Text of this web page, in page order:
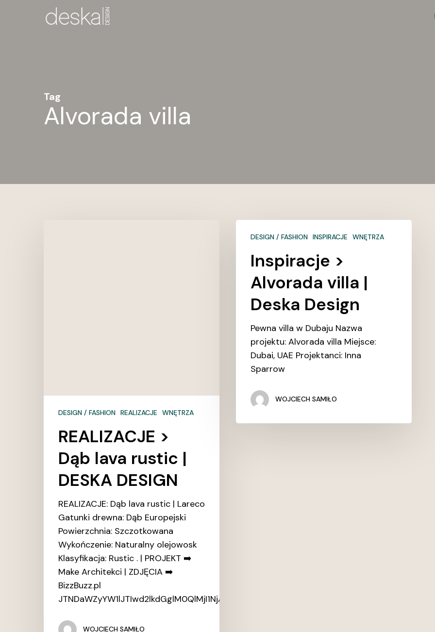
Tag
Alvorada villa
DESIGN / FASHION REALIZACJE WNĘTRZA
REALIZACJE >
Dąb lava rustic |
DESKA DESIGN
REALIZACJE: Dąb lava rustic | Lareco
Gatunki drewna: Dąb Europejski
Powierzchnia: Szczotkowana
Wykończenie: Naturalny olejowosk
Klasyfikacja: Rustic . | PROJEKT ➡️
Make Architekci | ZDJĘCIA ➡️
BizzBuzz.pl
WOJCIECH SAMIŁO
Alvorada
Design
DESIGN / FASHION INSPIRACJE WNĘTRZA
Inspiracje >
Alvorada villa |
Deska Design
Pewna villa w Dubaju Nazwa
projektu: Alvorada villa Miejsce:
Dubai, UAE Projektanci: Inna
Sparrow
WOJCIECH SAMIŁO